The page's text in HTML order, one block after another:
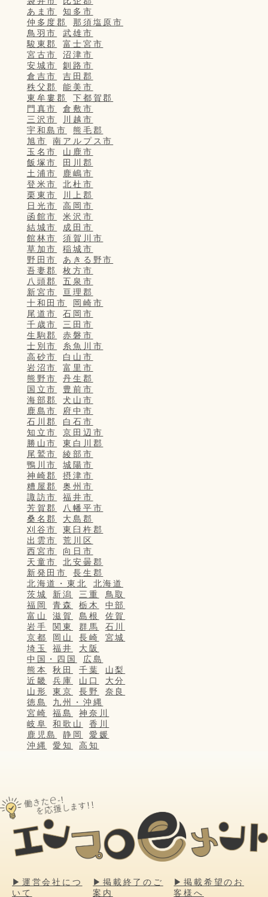
あま市
知多市
仲多度郡
那須塩原市
鳥羽市
武雄市
駿東郡
富士宮市
宮古市
沼津市
安城市
釧路市
倉吉市
吉田郡
秩父郡
能美市
東牟婁郡
下都賀郡
門真市
倉敷市
三沢市
川越市
宇和島市
熊毛郡
旭市
南アルプス市
玉名市
山鹿市
飯塚市
田川郡
土浦市
鹿嶋市
登米市
北杜市
栗東市
川上郡
日光市
高岡市
函館市
米沢市
結城市
成田市
館林市
須賀川市
草加市
稲城市
野田市
あきる野市
吾妻郡
枚方市
八頭郡
五泉市
新宮市
亘理郡
十和田市
岡崎市
尾道市
石岡市
千歳市
三田市
生駒郡
赤磐市
士別市
糸魚川市
高砂市
白山市
岩沼市
富里市
熊野市
丹生郡
国立市
豊前市
海部郡
犬山市
鹿島市
府中市
石川郡
白石市
知立市
京田辺市
勝山市
東白川郡
尾鷲市
綾部市
鴨川市
城陽市
神崎郡
摂津市
糟屋郡
奥州市
諏訪市
福井市
芳賀郡
八幡平市
桑名郡
大島郡
刈谷市
東臼杵郡
出雲市
荒川区
西宮市
向日市
天童市
北安曇郡
新発田市
長生郡
北海道・東北
北海道
茨城
新潟 三重
鳥取
福岡
青森 栃木
中部
富山
滋賀 島根
佐賀
岩手
関東 群馬
石川
京都
岡山 長崎
宮城
埼玉
福井
大阪
中国・四国
広島
熊本
秋田 千葉
山梨
近畿
兵庫 山口
大分
山形
東京 長野
奈良
徳島
九州・沖縄
宮崎
福島
神奈川
岐阜
和歌山
香川
鹿児島
静岡
愛媛
沖縄
愛知 高知
▶運営会社につ
いて
▶掲載終了のご
案内
▶掲載希望のお
客様へ